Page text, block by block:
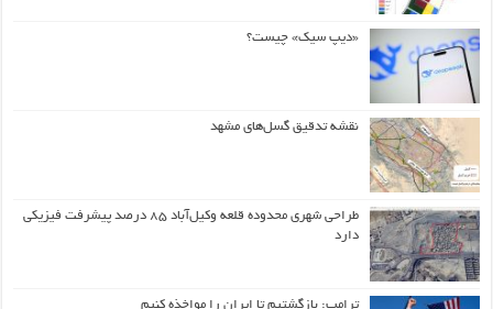
«دیپ سیک» چیست؟
نقشه تدقیق گسل‌های مشهد
طراحی شهری محدوده قلعه وکیل‌آباد ۸۵ درصد پیشرفت فیزیکی
دارد
ترامپ: بازگشتیم تا ایران را مواخذه کنیم